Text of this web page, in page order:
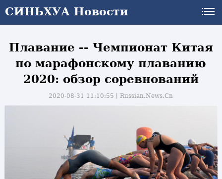
СИНЬХУА Новости
Плавание -- Чемпионат Китая
по марафонскому плаванию
2020: обзор соревнований
2020-08-31 11:10:55丨Russian.News.Cn